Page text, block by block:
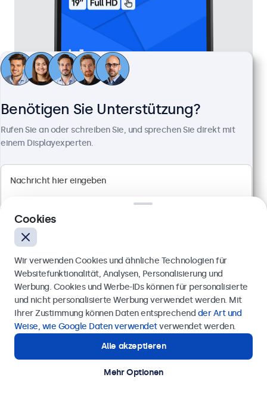
19 Zoll Touchscreen Metall
Artikelnummer:19TS7M
Anschlüsse: HDMI, DisplayPort, USB-C, VGA
Montage: Einbau, Wand- und Tischmontage
Außenmaße: 481 x 294 x 45 mm
569,00 €
677,11 € inkl. MwSt.
Ansehen
In den Warenkorb
Benötigen Sie Unterstützung?
Rufen Sie an oder schreiben Sie, und sprechen Sie direkt mit
einem Displayexperten.
Anfrage senden
Rufen Sie uns an unter0211 38 78 95 62
Benötigen Sie Unterstützung?
Kontaktieren Sie uns!
Cookies
Wir verwenden Cookies und ähnliche Technologien für
Websitefunktionalität, Analysen, Personalisierung und
Werbung. Cookies und Werbe-IDs können für personalisierte
und nicht personalisierte Werbung verwendet werden. Mit
Ihrer Zustimmung können Daten entsprechend der Art und
Weise, wie Google Daten verwendetverwendet werden.
Alle akzeptieren
Mehr Optionen